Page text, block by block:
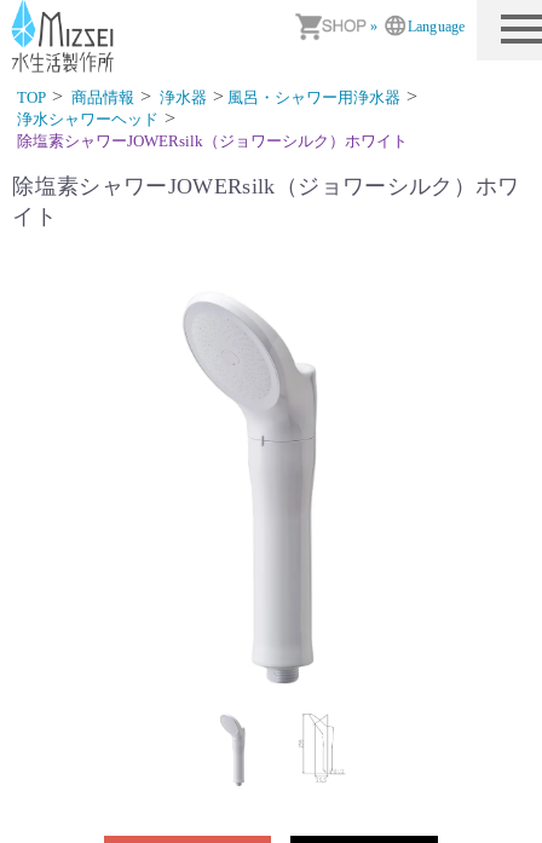
» Language
商品情報｜水生活製作所
TOP 商品情報 浄水器
風呂・シャワー用浄水器
浄水シャワーヘッド
除塩素シャワーJOWERsilk（ジョワーシルク）ホワイト
除塩素シャワーJOWERsilk（ジョワーシルク）ホワ
イト